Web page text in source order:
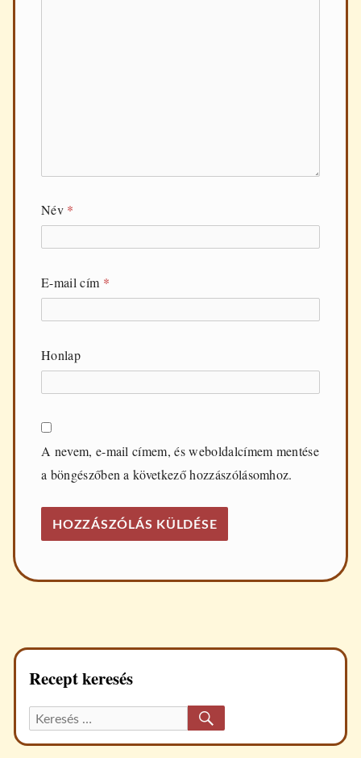
Név *
E-mail cím *
Honlap
A nevem, e-mail címem, és weboldalcímem mentése
a böngészőben a következő hozzászólásomhoz.
Recept keresés
Keresett
recept: